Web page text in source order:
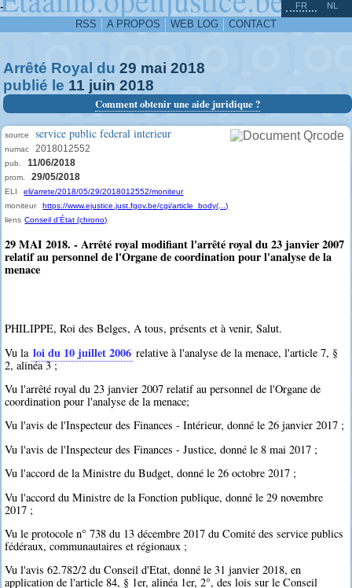
-
RSS A PROPOS WEB LOG CONTACT
FR NL
Arrêté Royal du 29 mai 2018
publié le 11 juin 2018
Comment obtenir une aide juridique ?
source service public federal interieur
numac 2018012552
pub. 11/06/2018
prom. 29/05/2018
ELI
eli/arrete/2018/05/29/2018012552/moniteur
moniteur
https://www.ejustice.just.fgov.be/cgi/article_body(...)
liens Conseil d'État (chrono)
29 MAI 2018. - Arrêté royal modifiant l'arrêté royal du 23 janvier 2007
relatif au personnel de l'Organe de coordination pour l'analyse de la
menace
PHILIPPE, Roi des Belges, A tous, présents et à venir, Salut.
Vu la loi du 10 juillet 2006 relative à l'analyse de la menace, l'article 7, §
2, alinéa 3 ;
Vu l'arrêté royal du 23 janvier 2007 relatif au personnel de l'Organe de
coordination pour l'analyse de la menace;
Vu l'avis de l'Inspecteur des Finances - Intérieur, donné le 26 janvier 2017 ;
Vu l'avis de l'Inspecteur des Finances - Justice, donné le 8 mai 2017 ;
Vu l'accord de la Ministre du Budget, donné le 26 octobre 2017 ;
Vu l'accord du Ministre de la Fonction publique, donné le 29 novembre
2017 ;
Vu le protocole n° 738 du 13 décembre 2017 du Comité des service publics
fédéraux, communautaires et régionaux ;
Vu l'avis 62.782/2 du Conseil d'Etat, donné le 31 janvier 2018, en
application de l'article 84, § 1er, alinéa 1er, 2°, des lois sur le Conseil
^